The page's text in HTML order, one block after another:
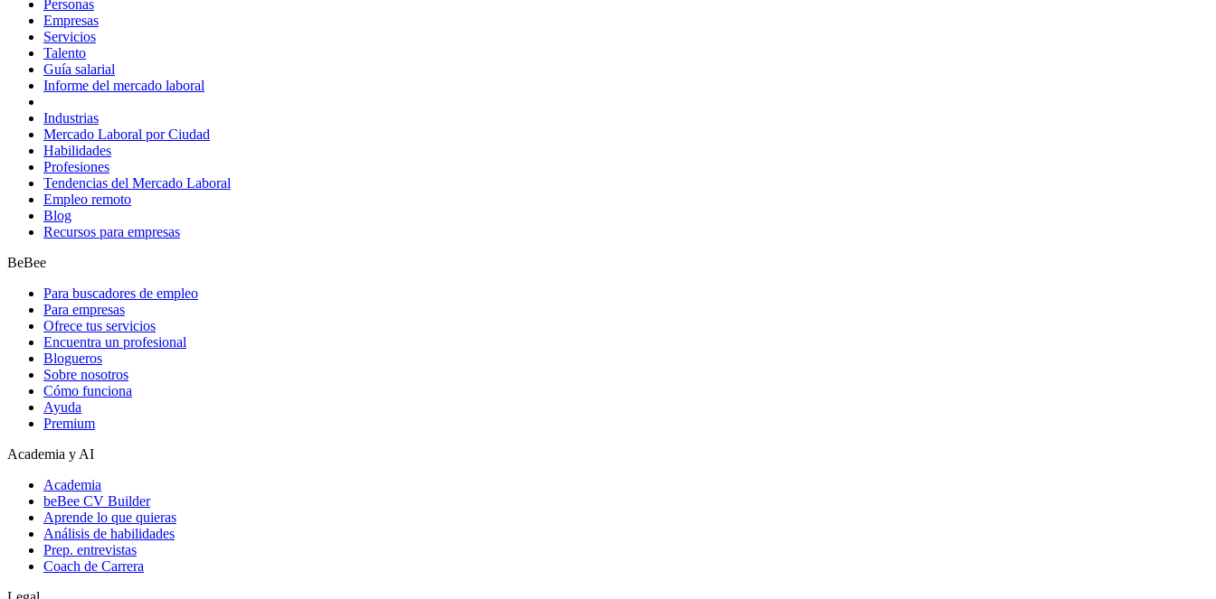
Personas
Empresas
Servicios
Talento
Guía salarial
Informe del mercado laboral
Industrias
Mercado Laboral por Ciudad
Habilidades
Profesiones
Tendencias del Mercado Laboral
Empleo remoto
Blog
Recursos para empresas
BeBee
Para buscadores de empleo
Para empresas
Ofrece tus servicios
Encuentra un profesional
Blogueros
Sobre nosotros
Cómo funciona
Ayuda
Premium
Academia y AI
Academia
beBee CV Builder
Aprende lo que quieras
Análisis de habilidades
Prep. entrevistas
Coach de Carrera